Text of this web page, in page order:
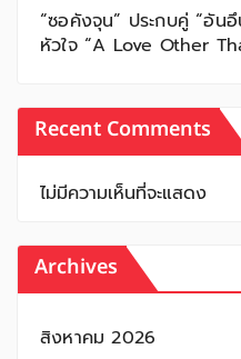
“ซอคังจุน” ประกบคู่ “อัน
หัวใจ “A Love Other
Recent Comments
ไม่มีความเห็นที่จะแสดง
Archives
สิงหาคม 2026